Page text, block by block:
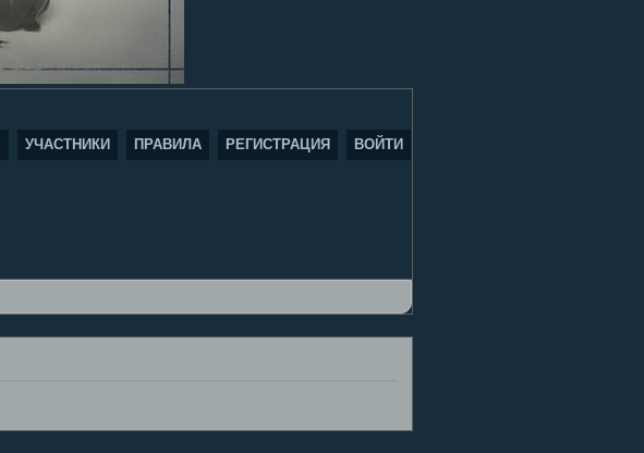
УЧАСТНИКИ ПРАВИЛА РЕГИСТРАЦИЯ ВОЙТИ